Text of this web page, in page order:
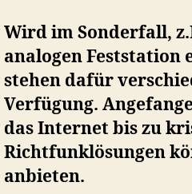
Wird im Sonderfall,
analogen Feststation
stehen dafür
Verfügung.
das Internet bis zu
Richtfunklösungen
anbieten.